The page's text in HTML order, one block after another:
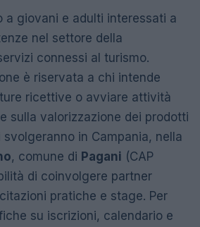
a giovani e adulti interessati a
nel settore della
connessi al turismo.
è riservata a chi intende
ricettive o avviare attività
sulla valorizzazione dei prodotti
in Campania, nella
, comune di Pagani (CAP
di coinvolgere partner
pratiche e stage. Per
su iscrizioni, calendario e